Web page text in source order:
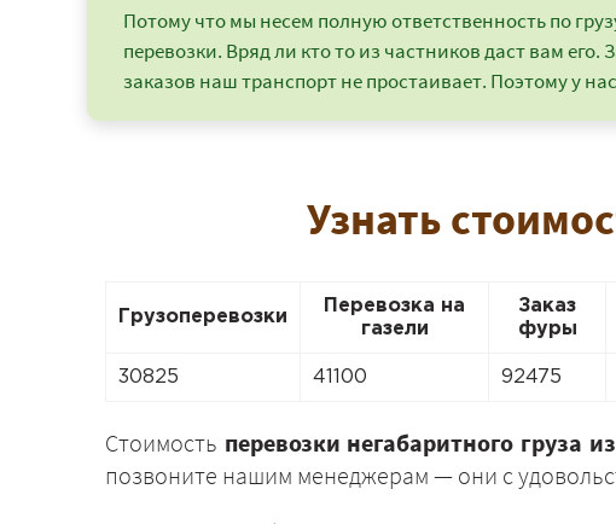
Потому что мы несем полную ответственность по
перевозки. Вряд ли кто то из частников даст вам его.
заказов наш транспорт не простаивает. Поэтому у
Узнать
Грузоперевозки
Перевозка на
газели
Заказ
фуры
30825 41100 92475
Стоимость перевозки негабаритного груза
позвоните нашим менеджерам — они с